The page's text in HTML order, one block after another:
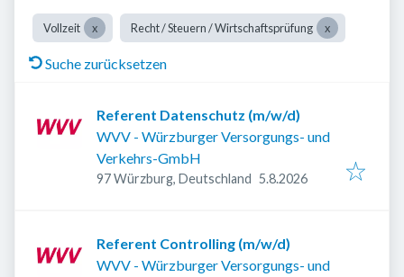
Vollzeit Recht / Steuern / Wirtschaftsprüfung
Suche zurücksetzen
Referent Datenschutz (m/w/d)
WVV - Würzburger Versorgungs- und
Verkehrs-GmbH
97 Würzburg, Deutschland Veröffentlicht
5.8.2026
Referent Controlling (m/w/d)
WVV - Würzburger Versorgungs- und